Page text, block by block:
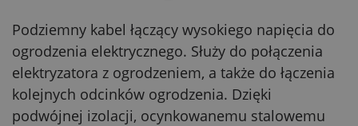
Podziemny kabel łączący wysokiego napięcia do
ogrodzenia elektrycznego. Służy do połączenia
elektryzatora z ogrodzeniem, a także do łączenia
kolejnych odcinków ogrodzenia. Dzięki
podwójnej izolacji, ocynkowanemu stalowemu